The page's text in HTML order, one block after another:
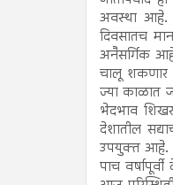
अवस्था आहे.
दिवसातच
अनैसर्गिक
चालू शकणार
ज्या काळात
भेदभाव
देशातील
उपयुक्त आहे.
पाच